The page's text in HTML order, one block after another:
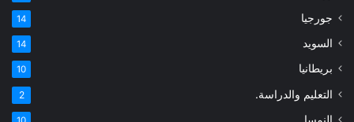
جورجيا 14
السويد 14
بريطانيا 10
التعليم والدراسة. 2
النمسا